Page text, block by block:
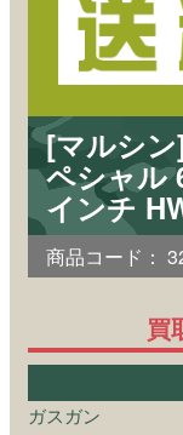
[マルシ
ペシャル
インチ
商品コード：
買
ガスガン